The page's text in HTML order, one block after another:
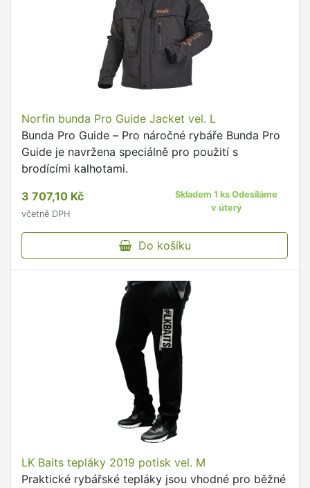
Norfin bunda Pro Guide Jacket vel. L
Bunda Pro Guide – Pro náročné rybáře Bunda Pro
Guide je navržena speciálně pro použití s
brodícími kalhotami.
3 707,10 Kč
včetně DPH
Skladem 1 ks Odesíláme
v úterý
Do košíku
LK Baits tepláky 2019 potisk vel. M
Praktické rybářské tepláky jsou vhodné pro běžné